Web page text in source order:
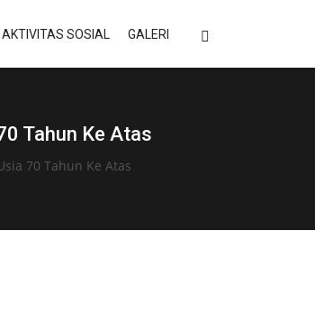
AKTIVITAS SOSIAL GALERI
Tahun Ke Atas
70 Tahun Ke Atas